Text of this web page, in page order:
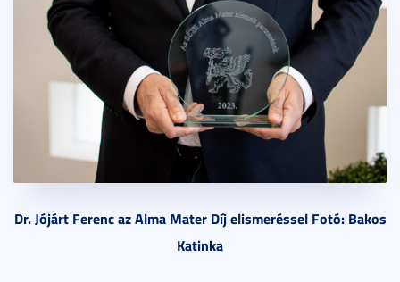
Dr. Jójárt Ferenc az Alma Mater Díj elismeréssel Fotó: Bakos
Katinka